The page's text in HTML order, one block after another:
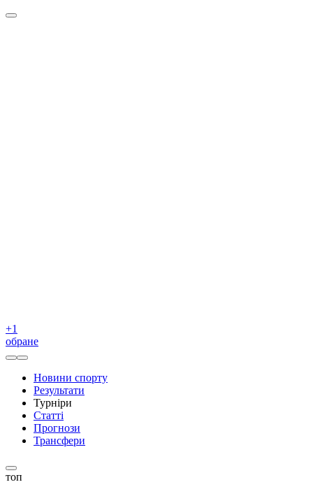
+1
обране
Новини спорту
Результати
Турніри
Статті
Прогнози
Трансфери
топ